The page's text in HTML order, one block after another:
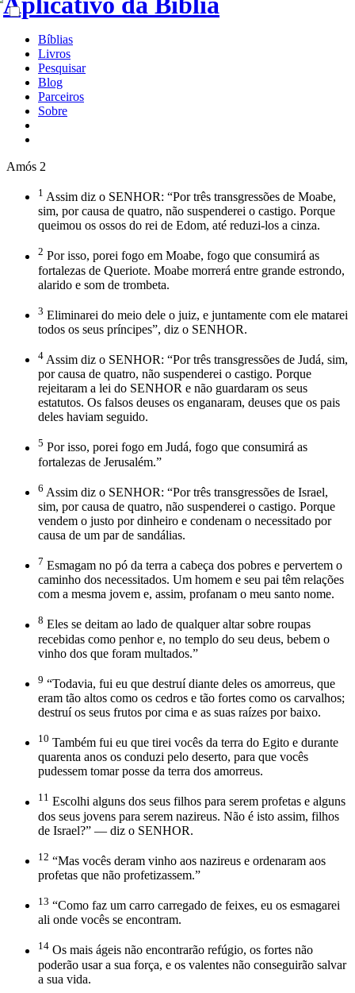
Bíblias
Livros
Pesquisar
Blog
Parceiros
Sobre
Amós 2
1 Assim diz o SENHOR: “Por três transgressões de Moabe,
sim, por causa de quatro, não suspenderei o castigo. Porque
queimou os ossos do rei de Edom, até reduzi-los a cinza.
2 Por isso, porei fogo em Moabe, fogo que consumirá as
fortalezas de Queriote. Moabe morrerá entre grande estrondo,
alarido e som de trombeta.
3 Eliminarei do meio dele o juiz, e juntamente com ele matarei
todos os seus príncipes”, diz o SENHOR.
4 Assim diz o SENHOR: “Por três transgressões de Judá, sim,
por causa de quatro, não suspenderei o castigo. Porque
rejeitaram a lei do SENHOR e não guardaram os seus
estatutos. Os falsos deuses os enganaram, deuses que os pais
deles haviam seguido.
5 Por isso, porei fogo em Judá, fogo que consumirá as
fortalezas de Jerusalém.”
6 Assim diz o SENHOR: “Por três transgressões de Israel,
sim, por causa de quatro, não suspenderei o castigo. Porque
vendem o justo por dinheiro e condenam o necessitado por
causa de um par de sandálias.
7 Esmagam no pó da terra a cabeça dos pobres e pervertem o
caminho dos necessitados. Um homem e seu pai têm relações
com a mesma jovem e, assim, profanam o meu santo nome.
8 Eles se deitam ao lado de qualquer altar sobre roupas
recebidas como penhor e, no templo do seu deus, bebem o
vinho dos que foram multados.”
9 “Todavia, fui eu que destruí diante deles os amorreus, que
eram tão altos como os cedros e tão fortes como os carvalhos;
destruí os seus frutos por cima e as suas raízes por baixo.
10 Também fui eu que tirei vocês da terra do Egito e durante
quarenta anos os conduzi pelo deserto, para que vocês
pudessem tomar posse da terra dos amorreus.
11 Escolhi alguns dos seus filhos para serem profetas e alguns
dos seus jovens para serem nazireus. Não é isto assim, filhos
de Israel?” — diz o SENHOR.
12 “Mas vocês deram vinho aos nazireus e ordenaram aos
profetas que não profetizassem.”
13 “Como faz um carro carregado de feixes, eu os esmagarei
ali onde vocês se encontram.
14 Os mais ágeis não encontrarão refúgio, os fortes não
poderão usar a sua força, e os valentes não conseguirão salvar
a sua vida.